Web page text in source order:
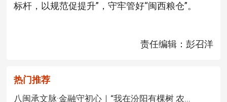
标杆，以规范促提升”，守牢管好“闽西粮仓”。
责任编辑：彭召洋
热门推荐
八闽承文脉·金融守初心｜“我在汾阳有棵树 农...